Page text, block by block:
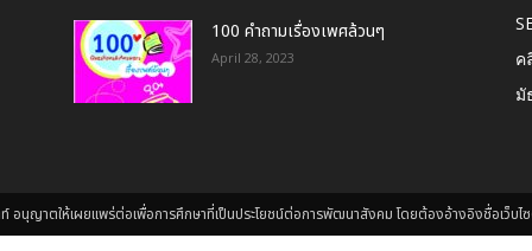
100 คำถามเรื่องเพศล้วนๆ
April 28, 2023
ค
มั
ญาตให้เผยแพร่ต่อเพื่อการศึกษาที่เป็นประโยชน์ต่อการพัฒนาสังคม โดยต้องอ้างอิงชื่อเว็บไ